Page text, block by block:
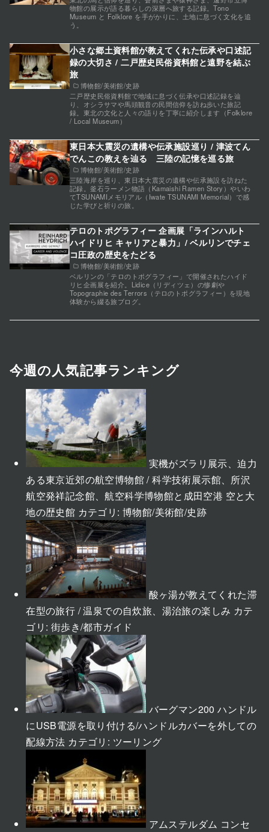
物館の展示が語る暮らしの深層へ旅する記録。Tono
Museum と Folklore を手がかりに、土地に息づく文化を追
う。
博物館/美術館/史跡
小さな郷土資料館が教えてくれた伝承や口述記
録の大切さ / 二戸歴史民俗資料館と遠野を結ぶ
旅
二戸歴史民俗資料館で地域に息づく伝承や口述記録を辿
り、オシラサマや馬頭観音の民間信仰を訪ね歩いた旅記
録。東北の文化と人々の語りを丁寧に紹介します（Folklore
/ Local Museum）
博物館/美術館/史跡
東日本大震災の遺構や伝承施設巡り / 津波てん
でんこの教えを辿る 三陸の記憶を巡る旅
三陸海岸を巡り、東日本大震災の遺構や伝承施設を訪ねた
記録。釜石ラーメン物語（Kamaishi Ramen Story）やいわ
てTSUNAMIメモリアル（Iwate TSUNAMI Memorial）で感
じた学びと祈りの旅。
博物館/美術館/史跡
テロのトポグラフィー 企画展「ラインハルト
ハイドリヒ キャリアと暴力」/ ベルリンでチェ
コ圧政の歴史をたどる
ベルリンの「テロのトポグラフィー」で開催されたハイド
リヒ企画展を紹介。Lidice（リディツェ）の惨劇や
Topographie des Terrors（テロのトポグラフィー）を現地
体験から綴る旅ブログ。
今週の人気記事ランキング
実機がズラリ展示、迫力
ある東京近郊の航空博物館 / 科学技術展示館、所沢
航空発祥記念館、航空科学博物館と成田空港 空と大
地の歴史館 カテゴリ: 博物館/美術館/史跡
酸ヶ湯が教えてくれた滞
在型の旅行 / 温泉での自炊旅、湯治旅の楽しみ カテ
ゴリ: 街歩き/都市ガイド
バーグマン200 ハンドル
にUSB電源を取り付ける/ハンドルカバーを外しての
配線方法 カテゴリ: ツーリング
アムステルダム コンセ